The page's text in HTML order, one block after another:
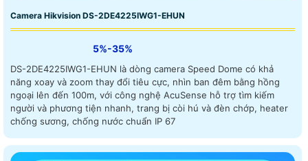
Camera Hikvision DS-2DE4225IWG1-EHUN
5%-35%
DS-2DE4225IWG1-EHUN là dòng camera Speed Dome có khả
năng xoay và zoom thay đổi tiêu cực, nhìn ban đêm bằng hồng
ngoại lên đến 100m, với công nghệ AcuSense hỗ trợ tìm kiếm
người và phương tiện nhanh, trang bị còi hú và đèn chớp, heater
chống sương, chống nước chuẩn IP 67